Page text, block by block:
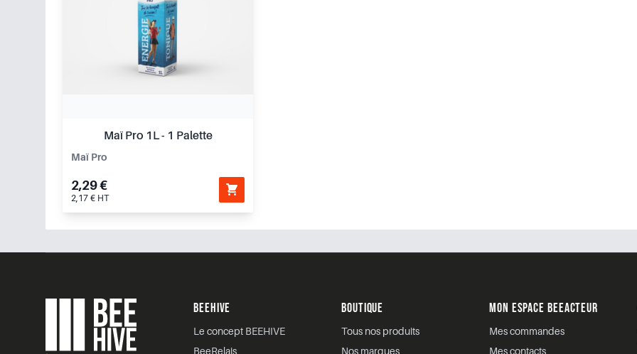
Maï Pro 1L - 1 Palette
Maï Pro
2,29 €
2,17 € HT
BEEHIVE
Le concept BEEHIVE
BeeRelais
BOUTIQUE
Tous nos produits
Nos marques
MON ESPACE BEEACTEUR
Mes commandes
Mes contacts